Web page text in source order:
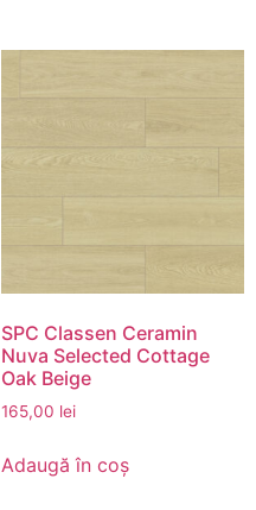
SPC Classen Ceramin
Nuva Selected Cottage
Oak Beige
165,00 lei
Adaugă în coș